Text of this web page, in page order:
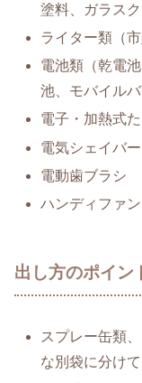
塗料、ガラス
ライター類（
電池類（乾電
池、モバイル
電子・加熱式た
電気シェイバー
電動歯ブラシ
ハンディファン
出し方のポイン
スプレー缶類
な別袋に分け